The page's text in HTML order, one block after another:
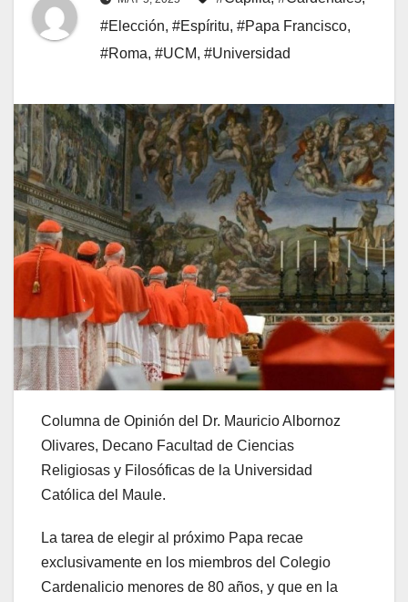
#Elección, #Espíritu, #Papa Francisco,
#Roma, #UCM, #Universidad
Columna de Opinión del Dr. Mauricio Albornoz
Olivares, Decano Facultad de Ciencias
Religiosas y Filosóficas de la Universidad
Católica del Maule.
La tarea de elegir al próximo Papa recae
exclusivamente en los miembros del Colegio
Cardenalicio menores de 80 años, y que en la